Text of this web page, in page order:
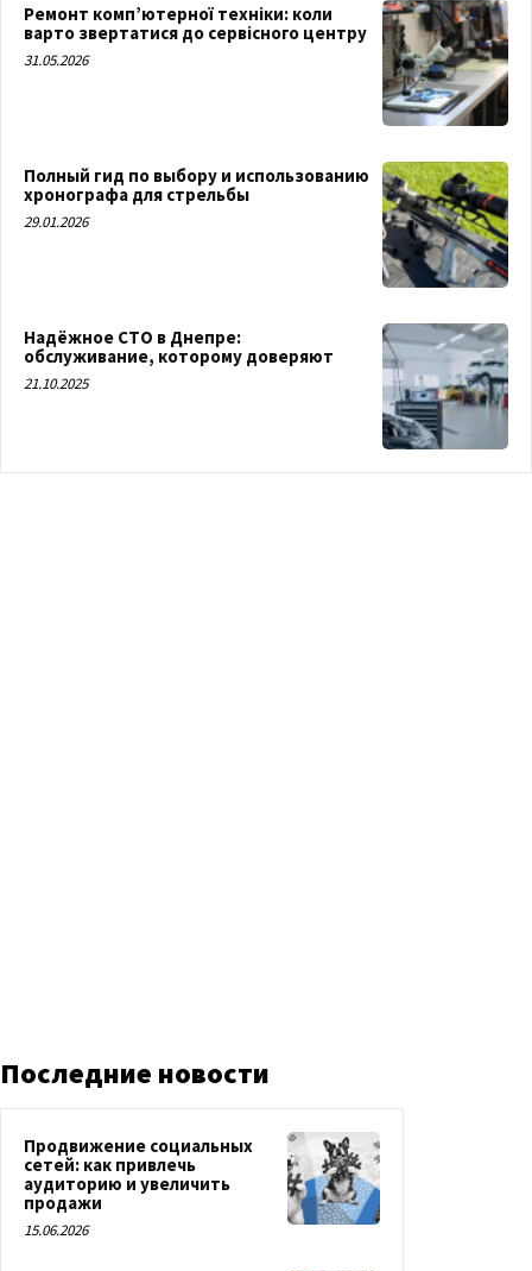
Ремонт комп’ютерної техніки: коли
варто звертатися до сервісного центру
31.05.2026
Полный гид по выбору и использованию
хронографа для стрельбы
29.01.2026
Надёжное СТО в Днепре:
обслуживание, которому доверяют
21.10.2025
Последние новости
Продвижение социальных
сетей: как привлечь
аудиторию и увеличить
продажи
15.06.2026